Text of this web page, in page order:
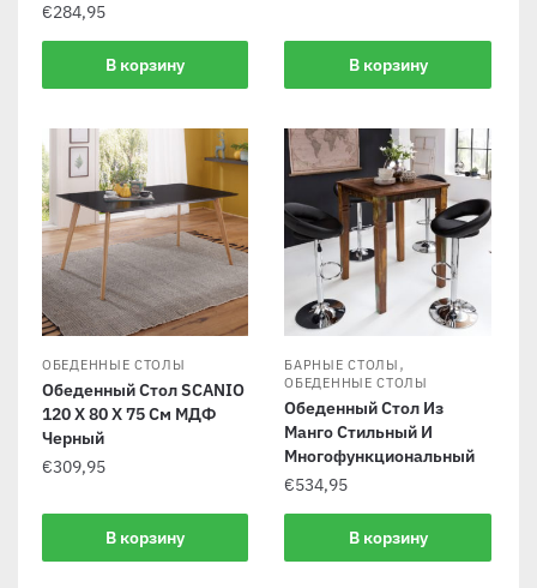
€284,95
В корзину В корзину
ОБЕДЕННЫЕ СТОЛЫ
Обеденный Стол SCANIO
120 X 80 X 75 См МДФ
Черный
€309,95
В корзину
БАРНЫЕ СТОЛЫ ,
ОБЕДЕННЫЕ СТОЛЫ
Обеденный Стол Из
Манго Стильный И
Многофункциональный
€534,95
В корзину